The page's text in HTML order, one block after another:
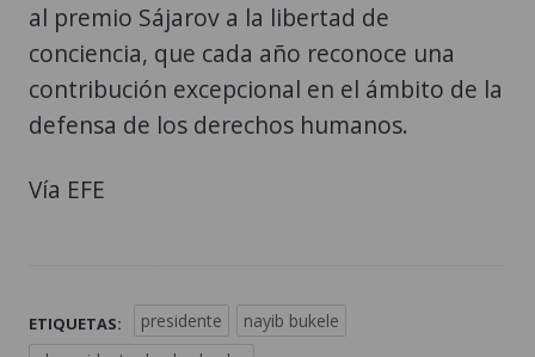
al premio Sájarov a la libertad de
conciencia, que cada año reconoce una
contribución excepcional en el ámbito de la
defensa de los derechos humanos.
Vía EFE
ETIQUETAS: presidente
nayib bukele